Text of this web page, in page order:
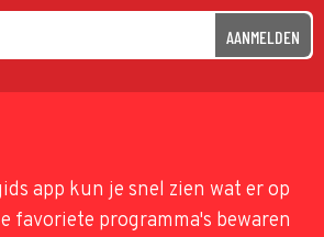
AANMELDEN
app kun je snel zien wat er op
favoriete programma's bewaren